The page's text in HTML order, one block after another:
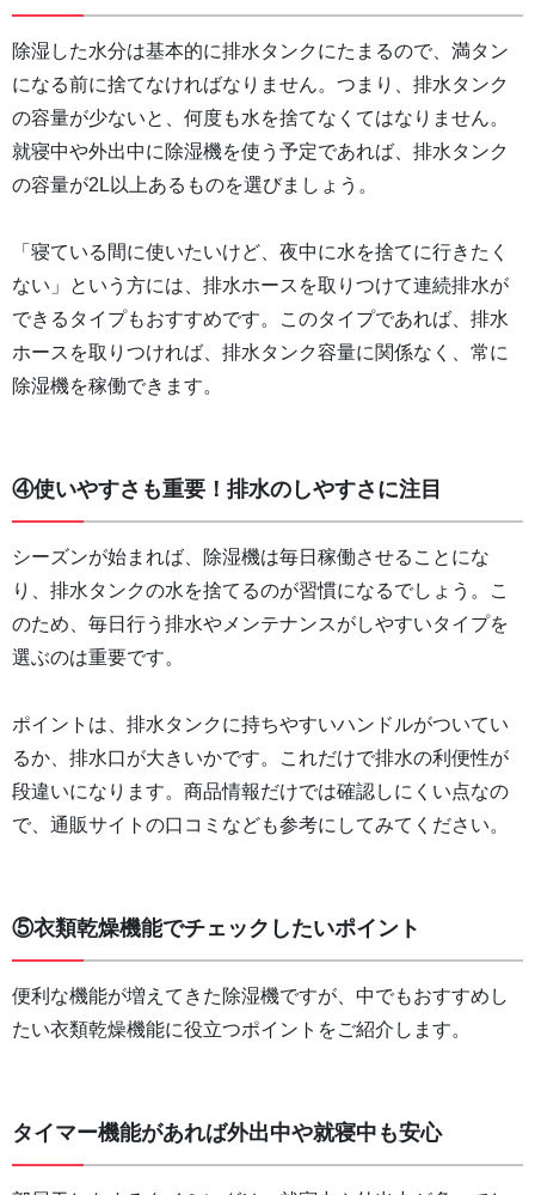
除湿した水分は基本的に排水タンクにたまるので、満タン
になる前に捨てなければなりません。つまり、排水タンク
の容量が少ないと、何度も水を捨てなくてはなりません。
就寝中や外出中に除湿機を使う予定であれば、排水タンク
の容量が2L以上あるものを選びましょう。
「寝ている間に使いたいけど、夜中に水を捨てに行きたく
ない」という方には、排水ホースを取りつけて連続排水が
できるタイプもおすすめです。このタイプであれば、排水
ホースを取りつければ、排水タンク容量に関係なく、常に
除湿機を稼働できます。
④使いやすさも重要！排水のしやすさに注目
シーズンが始まれば、除湿機は毎日稼働させることにな
り、排水タンクの水を捨てるのが習慣になるでしょう。こ
のため、毎日行う排水やメンテナンスがしやすいタイプを
選ぶのは重要です。
ポイントは、排水タンクに持ちやすいハンドルがついてい
るか、排水口が大きいかです。これだけで排水の利便性が
段違いになります。商品情報だけでは確認しにくい点なの
で、通販サイトの口コミなども参考にしてみてください。
⑤衣類乾燥機能でチェックしたいポイント
便利な機能が増えてきた除湿機ですが、中でもおすすめし
たい衣類乾燥機能に役立つポイントをご紹介します。
タイマー機能があれば外出中や就寝中も安心